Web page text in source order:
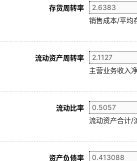
存货周转率
销售成本/平均
流动资产周转率
主营业务收入
流动比率
流动资产合计/
资产负债率